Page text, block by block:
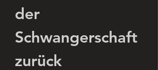
der
Schwangerschaft
zurück